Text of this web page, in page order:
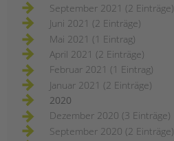
September 2021 (2 Einträge)
Juni 2021 (2 Einträge)
Mai 2021 (1 Eintrag)
April 2021 (2 Einträge)
Februar 2021 (1 Eintrag)
Januar 2021 (2 Einträge)
2020
Dezember 2020 (3 Einträge)
September 2020 (2 Einträge)